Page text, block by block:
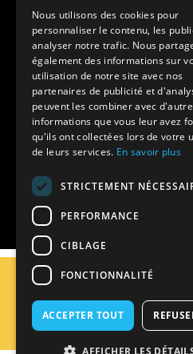
Facebook Supernova
Instagram Supernova
Colonie de vacances
Modes de règlement
Chèque, Virement,
Bons CAF, Conseil
Carte bancaire, Prise en
règlement, Prélèvement
Plan du
Espace
Nous utilisons des cookies pour
personnaliser le contenu, les
analyser notre trafic. Nous
également des informations sur
utilisation de notre site avec nos
partenaires de publicité et
peuvent les combiner avec
informations que vous leur avez
qu'ils ont collectées lors de votre
de leurs services. En savoir plus
STRICTEMENT
PERFORMANCE
CIBLAGE
FONCTIONNALITÉ
ACCEPTER TOUT
AFFICHER LES